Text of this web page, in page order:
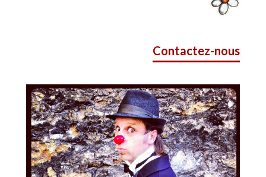
Contactez-nous